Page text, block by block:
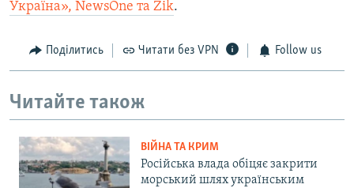
Україна», NewsOne та Zik.
Поділитись Читати без VPN Follow us
Читайте також
ВІЙНА ТА КРИМ
Російська влада обіцяє закрити
морський шлях українським